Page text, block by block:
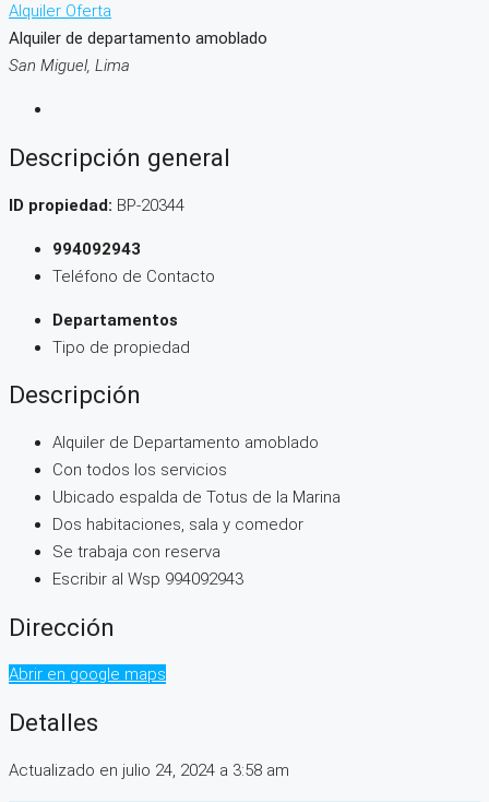
Alquiler Oferta
Alquiler de departamento amoblado
San Miguel, Lima
Descripción general
ID propiedad: BP-20344
994092943
Teléfono de Contacto
Departamentos
Tipo de propiedad
Descripción
Alquiler de Departamento amoblado
Con todos los servicios
Ubicado espalda de Totus de la Marina
Dos habitaciones, sala y comedor
Se trabaja con reserva
Escribir al Wsp 994092943
Dirección
Abrir en google maps
Detalles
Actualizado en julio 24, 2024 a 3:58 am